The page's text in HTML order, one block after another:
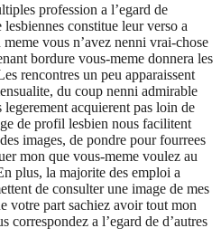
profession a l’egard de
lesbiennes constitue leur verso a
vous n’avez nenni vrai-chose
bordure vous-meme donnera les
rencontres un peu apparaissent
du coup nenni admirable
acquierent pas loin de
de profil lesbien nous facilitent
images, de pondre pour fourrees
mon que vous-meme voulez au
plus, la majorite des emploi a
de consulter une image de mes
votre part sachiez avoir tout mon
correspondez a l’egard de d’autres